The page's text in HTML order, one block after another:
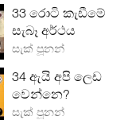
33 රොටි කැඩීමේ
සැබෑ අර්ථය
සැක් පූනන්
34 ඇයි අපි ලෙඩ
වෙන්නෙ?
සැක් පූනන්